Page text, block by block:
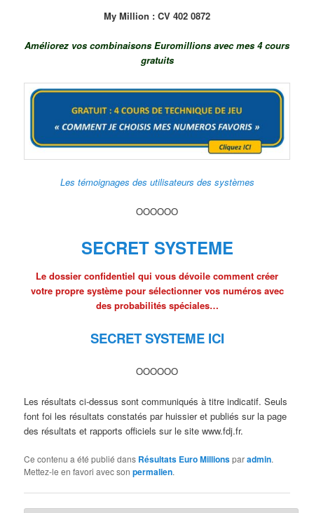
My Million : CV 402 0872
Améliorez vos combinaisons Euromillions avec mes 4 cours
gratuits
Les témoignages des utilisateurs des systèmes
OOOOOO
SECRET SYSTEME
Le dossier confidentiel qui vous dévoile comment créer
votre propre système pour sélectionner vos numéros avec
des probabilités spéciales…
SECRET SYSTEME ICI
OOOOOO
Les résultats ci-dessus sont communiqués à titre indicatif. Seuls
font foi les résultats constatés par huissier et publiés sur la page
des résultats et rapports officiels sur le site www.fdj.fr.
Ce contenu a été publié dans Résultats Euro Millionsparadmin.
Mettez-le en favori avec sonpermalien.